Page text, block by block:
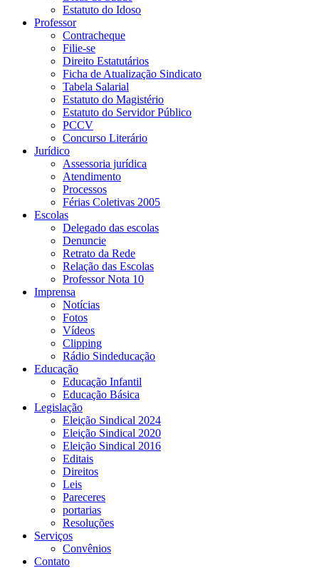
Estatuto do Idoso
Professor
Contracheque
Filie-se
Direito Estatutários
Ficha de Atualização Sindicato
Tabela Salarial
Estatuto do Magistério
Estatuto do Servidor Público
PCCV
Concurso Literário
Jurídico
Assessoria jurídica
Atendimento
Processos
Férias Coletivas 2005
Escolas
Delegado das escolas
Denuncie
Retrato da Rede
Relação das Escolas
Professor Nota 10
Imprensa
Notícias
Fotos
Vídeos
Clipping
Rádio Sindeducação
Educação
Educação Infantil
Educação Básica
Legislação
Eleição Sindical 2024
Eleição Sindical 2020
Eleição Sindical 2016
Editais
Direitos
Leis
Pareceres
portarias
Resoluções
Serviços
Convênios
Contato